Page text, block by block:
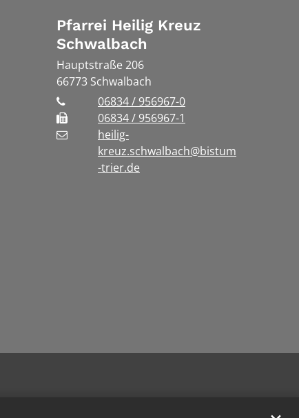
Pfarrei Heilig Kreuz
Schwalbach
Hauptstraße 206
66773 Schwalbach
06834 / 956967-0
06834 / 956967-1
heilig-
kreuz.schwalbach@bistum
-trier.de